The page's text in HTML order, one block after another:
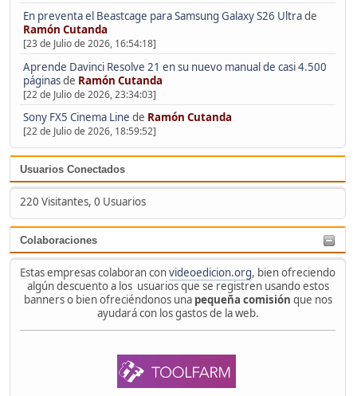
En preventa el Beastcage para Samsung Galaxy S26 Ultrade
Ramón Cutanda
[23 de Julio de 2026, 16:54:18]
Aprende Davinci Resolve 21 en su nuevo manual de casi 4.500
páginasde Ramón Cutanda
[22 de Julio de 2026, 23:34:03]
Sony FX5 Cinema Line de Ramón Cutanda
[22 de Julio de 2026, 18:59:52]
Usuarios Conectados
220 Visitantes, 0 Usuarios
Colaboraciones
Estas empresas colaboran convideoedicion.org, bien ofreciendo
algún descuento a los usuarios que se registren usando estos
banners o bien ofreciéndonos una pequeña comisión que nos
ayudará con los gastos de la web.